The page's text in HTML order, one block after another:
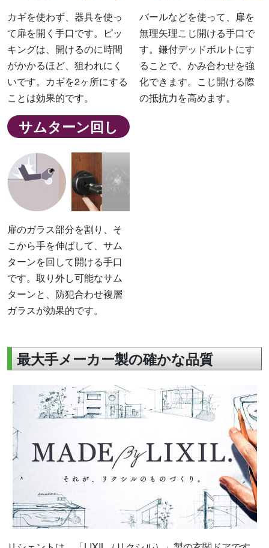
カギを使わず、器具を使っ
て扉を開く手口です。ピッ
キングは、開けるのに時間
がかかるほど、狙われにく
いです。カギを2ヶ所にする
ことは効果的です。
バールなどを使って、扉を
無理矢理こじ開ける手口で
す。鎌付デッドボルトにす
ることで、かみ合わせを強
化できます。こじ開ける際
の抵抗力を高めます。
サムターン回し
扉のガラス部分を割り、そ
こから手を伸ばして、サム
ターンを回して開ける手口
です。取り外し可能なサム
ターンと、防犯合わせ複層
ガラスが効果的です。
最大手メーカー製の確かな品質